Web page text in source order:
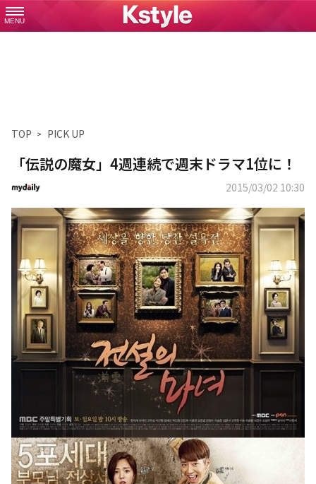
MENU
TOP PICK UP
「伝説の魔女」4週連続で週末ドラマ1位に！
2015/03/02 10:30